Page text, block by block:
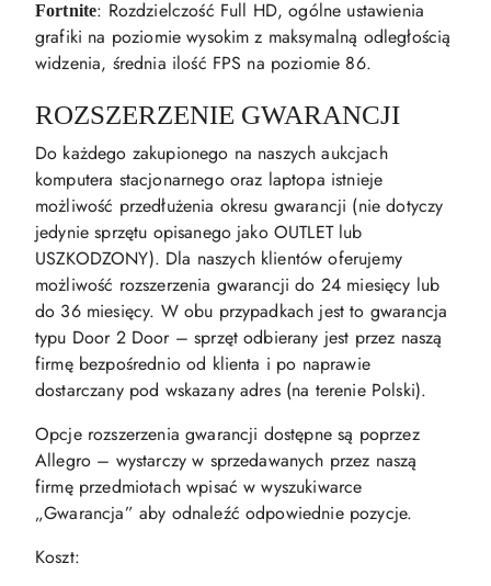
Fortnite: Rozdzielczość Full HD, ogólne ustawienia
grafiki na poziomie wysokim z maksymalną odległością
widzenia, średnia ilość FPS na poziomie 86.
ROZSZERZENIE GWARANCJI
Do każdego zakupionego na naszych aukcjach
komputera stacjonarnego oraz laptopa istnieje
możliwość przedłużenia okresu gwarancji (nie dotyczy
jedynie sprzętu opisanego jako OUTLET lub
USZKODZONY). Dla naszych klientów oferujemy
możliwość rozszerzenia gwarancji do 24 miesięcy lub
do 36 miesięcy. W obu przypadkach jest to gwarancja
typu Door 2 Door – sprzęt odbierany jest przez naszą
firmę bezpośrednio od klienta i po naprawie
dostarczany pod wskazany adres (na terenie Polski).
Opcje rozszerzenia gwarancji dostępne są poprzez
Allegro – wystarczy w sprzedawanych przez naszą
firmę przedmiotach wpisać w wyszukiwarce
„Gwarancja” aby odnaleźć odpowiednie pozycje.
Koszt: